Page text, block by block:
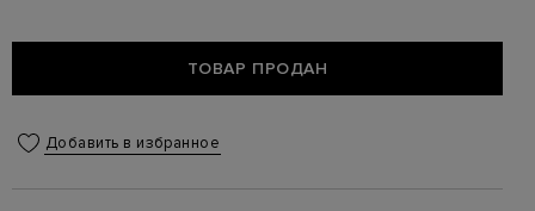
ТОВАР ПРОДАН
Добавить в избранное